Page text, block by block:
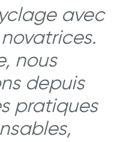
avec
nous
depuis
pratiques